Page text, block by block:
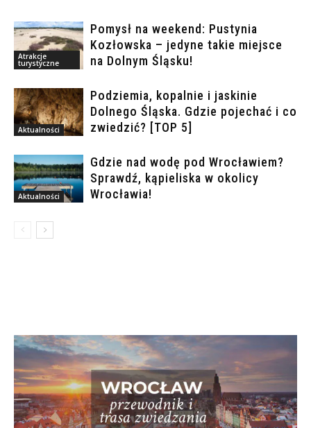
Atrakcje
turystyczne
Pomysł na weekend: Pustynia
Kozłowska – jedyne takie miejsce
na Dolnym Śląsku!
Aktualności
Podziemia, kopalnie i jaskinie
Dolnego Śląska. Gdzie pojechać i co
zwiedzić? [TOP 5]
Aktualności
Gdzie nad wodę pod Wrocławiem?
Sprawdź, kąpieliska w okolicy
Wrocławia!